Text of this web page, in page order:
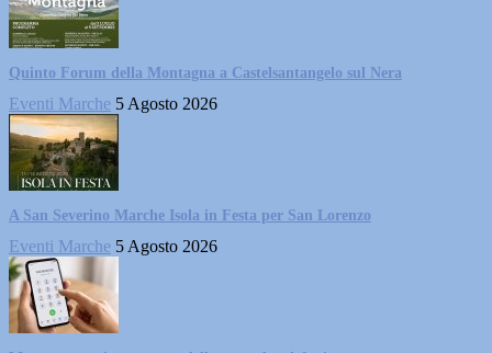
Quinto Forum della Montagna a Castelsantangelo sul Nera
Eventi Marche 5 Agosto 2026
A San Severino Marche Isola in Festa per San Lorenzo
Eventi Marche 5 Agosto 2026